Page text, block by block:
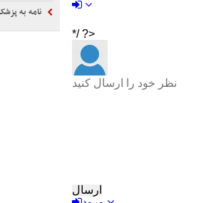
نامه به